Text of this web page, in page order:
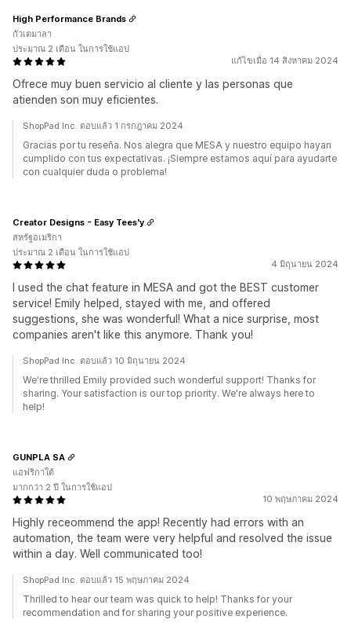
แก้ไขเมื่อ 14 สิงหาคม 2024
Ofrece muy buen servicio al cliente y las personas que
atienden son muy eficientes.
High Performance Brands
กัวเตมาลา
ประมาณ 2 เดือน ในการใช้แอป
ShopPad Inc. ตอบแล้ว 1 กรกฎาคม 2024
Gracias por tu reseña. Nos alegra que MESA y nuestro equipo hayan
cumplido con tus expectativas. ¡Siempre estamos aquí para ayudarte
con cualquier duda o problema!
4 มิถุนายน 2024
I used the chat feature in MESA and got the BEST customer
service! Emily helped, stayed with me, and offered
suggestions, she was wonderful! What a nice surprise, most
companies aren't like this anymore. Thank you!
Creator Designs - Easy Tees'y
สหรัฐอเมริกา
ประมาณ 2 เดือน ในการใช้แอป
ShopPad Inc. ตอบแล้ว 10 มิถุนายน 2024
We're thrilled Emily provided such wonderful support! Thanks for
sharing. Your satisfaction is our top priority. We're always here to
help!
10 พฤษภาคม 2024
Highly receommend the app! Recently had errors with an
automation, the team were very helpful and resolved the issue
within a day. Well communicated too!
GUNPLA SA
แอฟริกาใต้
มากกว่า 2 ปี ในการใช้แอป
ShopPad Inc. ตอบแล้ว 15 พฤษภาคม 2024
Thrilled to hear our team was quick to help! Thanks for your
recommendation and for sharing your positive experience.